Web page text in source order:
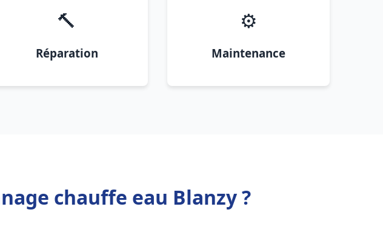
🔨
Réparation
⚙️
Maintenance
chauffe eau Blanzy ?